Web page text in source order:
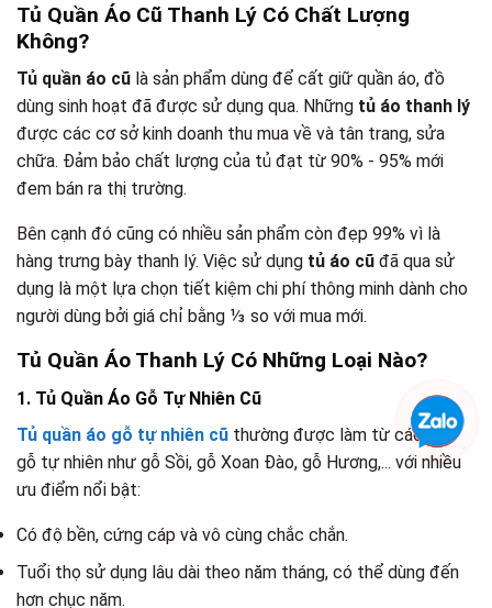
Tủ Quần Áo Cũ Thanh Lý Có Chất Lượng
Không?
Tủ quần áo cũ là sản phẩm dùng để cất giữ quần áo, đồ
dùng sinh hoạt đã được sử dụng qua. Những tủ áo thanh lý
được các cơ sở kinh doanh thu mua về và tân trang, sửa
chữa. Đảm bảo chất lượng của tủ đạt từ 90% - 95% mới
đem bán ra thị trường.
Bên cạnh đó cũng có nhiều sản phẩm còn đẹp 99% vì là
hàng trưng bày thanh lý. Việc sử dụng tủ áo cũ đã qua sử
dụng là một lựa chọn tiết kiệm chi phí thông minh dành cho
người dùng bởi giá chỉ bằng ⅓ so với mua mới.
Tủ Quần Áo Thanh Lý Có Những Loại Nào?
1. Tủ Quần Áo Gỗ Tự Nhiên Cũ
Tủ quần áo gỗ tự nhiên cũ thường được làm từ các loại
gỗ tự nhiên như gỗ Sồi, gỗ Xoan Đào, gỗ Hương,... với nhiều
ưu điểm nổi bật:
Có độ bền, cứng cáp và vô cùng chắc chắn.
Tuổi thọ sử dụng lâu dài theo năm tháng, có thể dùng đến
hơn chục năm.